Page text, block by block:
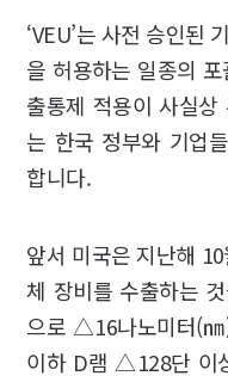
‘VEU’는 사전 승인된
을 허용하는 일종의
출통제 적용이 사실
는 한국 정부와 기업
합니다.
앞서 미국은 지난해
체 장비를 수출하는
으로 △16나노미터(
이하 D램 △128단 이